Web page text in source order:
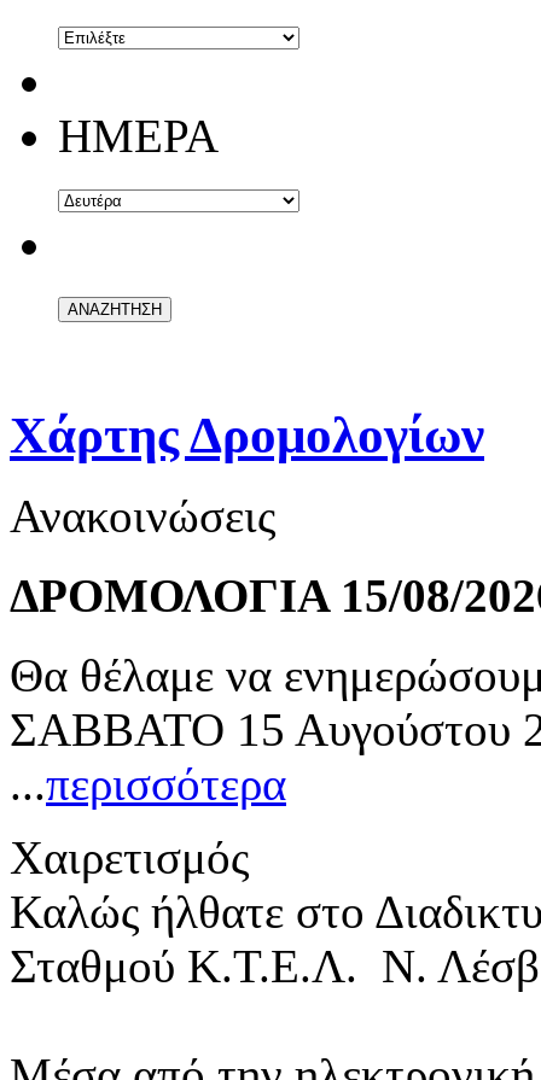
ΗΜΕΡΑ
Χάρτης Δρομολογίων
Ανακοινώσεις
ΔΡΟΜΟΛΟΓΙΑ 15/08/
Θα θέλαμε να
ΣΑΒΒΑΤΟ 15 Αυγούστου
...περισσότερα
Χαιρετισμός
Καλώς ήλθατε στο
Σταθμού Κ.Τ.Ε.Λ. Ν.